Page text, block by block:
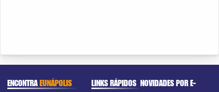
ENCONTRAEUNÁPOLIS LINKS RÁPIDOS NOVIDADES POR E-